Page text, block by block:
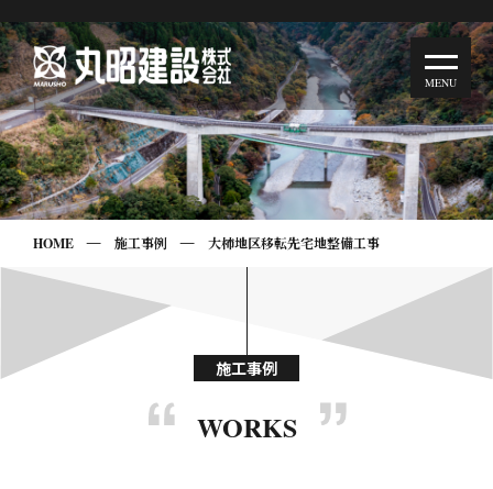
HOME 施工事例 大柿地区移転先宅地整備工事
施工事例
WORKS